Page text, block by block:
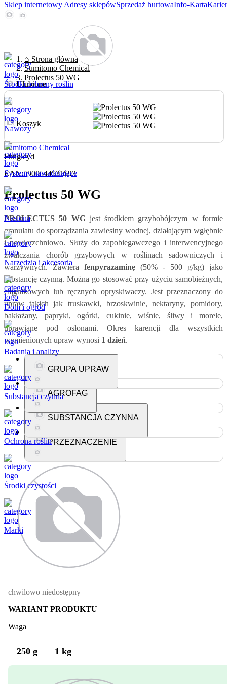
Sklep internetowy Adresy sklepówSprzedaż hurtowaInfo-Karta
Ulubione
Koszyk
Środki ochrony roślin
Nawozy
Systemy nawadniające
Nasiona
Narzędzia i akcesoria
Dom i ogród
Badania i analizy
Substancja czynna
Ochrona roślin
Środki czystości
Marki
⌂ Strona główna
Sumitomo Chemical
Prolectus 50 WG
Sumitomo Chemical
Fungicyd
EAN:5900644531593
Prolectus 50 WG
PROLECTUS 50 WGjest środkiem grzybobójczym w formie
granulatu do sporządzania zawiesiny wodnej, działającym wgłębnie
i powierzchniowo. Służy do zapobiegawczego i interwencyjnego
zwalczania chorób grzybowych w roślinach sadowniczych i
warzywnych. Zawiera fenpyrazaminę (50% - 500 g/kg) jako
substancję czynną. Można go stosować przy użyciu samobieżnych,
ciągnikowych lub ręcznych opryskiwaczy. Jest przeznaczony do
upraw takich jak truskawki, brzoskwinie, nektaryny, pomidory,
bakłażany, papryki, ogórki, cukinie, wiśnie, śliwy i morele,
uprawiane pod osłonami. Okres karencji dla wszystkich
wymienionych upraw wynosi 1 dzień.
GRUPA UPRAW
Truskawka,Pomidor,
Nektarynka,
Wiśnia,Bakłażan,Rośliny dyniowate.
AGROFAG
Brunatna zgnilizna,Brunatna zgnilizna drzew pestkowych,
Szara pleśń.
SUBSTANCJA CZYNNA
Fenpyrazamina.
PRZEZNACZENIE
Uprawy sadownicze,
chwilowo niedostępny
WARIANT PRODUKTU
Waga
250 g 1 kg